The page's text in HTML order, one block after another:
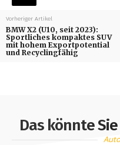
Vorheriger Artikel
BMW X2 (U10, seit 2023):
Sportliches kompaktes SUV
mit hohem Exportpotential
und Recyclingfähig
Das könnte